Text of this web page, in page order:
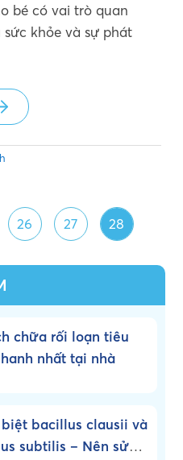
bé có vai trò quan
khỏe và sự phát
26 27 28
chữa rối loạn tiêu
nhất tại nhà
biệt bacillus clausii và
subtilis – Nên sử